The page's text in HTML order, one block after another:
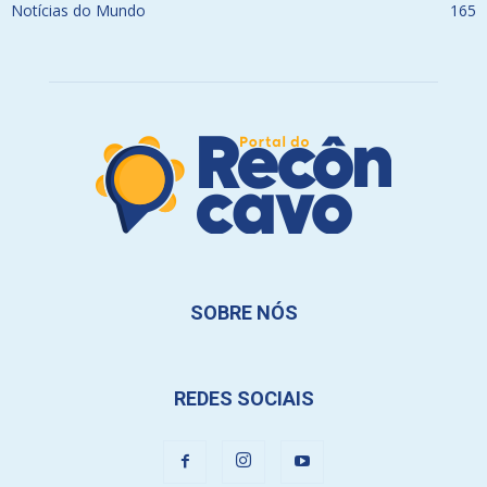
Notícias do Mundo 165
SOBRE NÓS
REDES SOCIAIS